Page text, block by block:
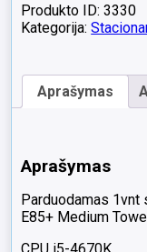
Produkto ID: 3330
Kategorija:
Aprašymas
Aprašymas
Parduodamas
E85+ Medium